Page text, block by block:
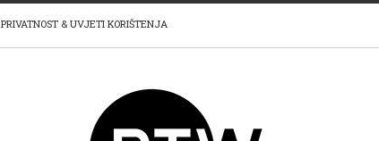
PRIVATNOST & UVJETI KORIŠTENJA